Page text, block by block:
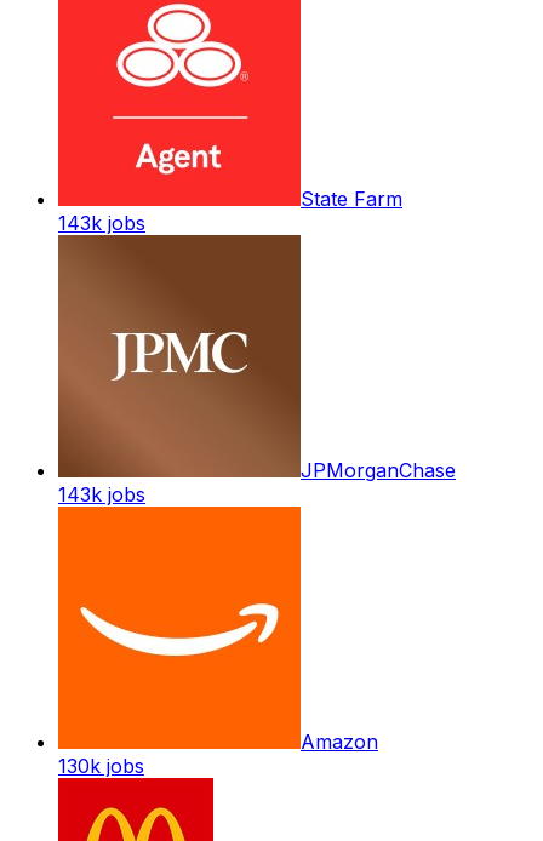
State Farm
143k jobs
JPMorganChase
143k jobs
Amazon
130k jobs